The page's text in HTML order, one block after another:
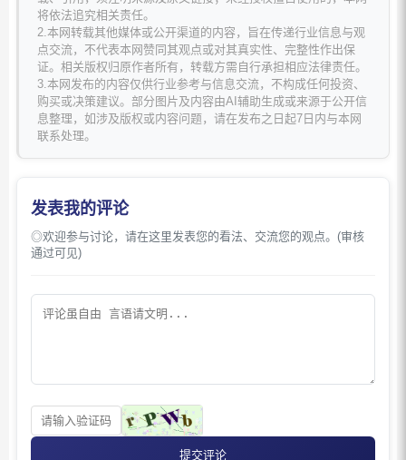
将依法追究相关责任。
2.本网转载其他媒体或公开渠道的内容，旨在传递行业信息与观
点交流，不代表本网赞同其观点或对其真实性、完整性作出保
证。相关版权归原作者所有，转载方需自行承担相应法律责任。
3.本网发布的内容仅供行业参考与信息交流，不构成任何投资、
购买或决策建议。部分图片及内容由AI辅助生成或来源于公开信
息整理，如涉及版权或内容问题，请在发布之日起7日内与本网
联系处理。
发表我的评论
◎欢迎参与讨论，请在这里发表您的看法、交流您的观点。(审核
通过可见)
提交评论